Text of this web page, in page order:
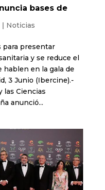
bases de
| Noticias
para presentar
y se reduce el
hablen en la gala de
3 Junio (Ibercine).-
las Ciencias
anunció...